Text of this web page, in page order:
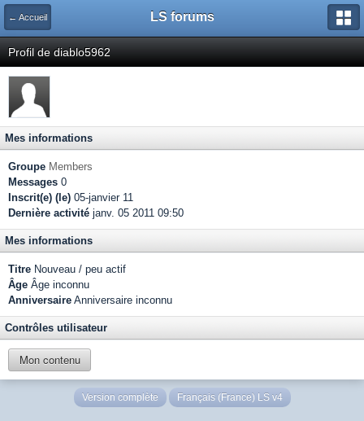
← Accueil LS forums
Profil de diablo5962
Mes informations
Groupe Members
Messages 0
Inscrit(e) (le) 05-janvier 11
Dernière activité janv. 05 2011 09:50
Mes informations
Titre Nouveau / peu actif
Âge Âge inconnu
Anniversaire Anniversaire inconnu
Contrôles utilisateur
Mon contenu
Version complète Français (France) LS v4